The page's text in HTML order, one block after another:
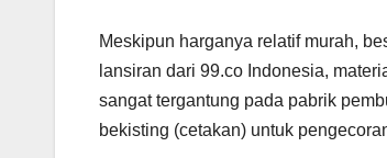
Meskipun harganya relatif murah,
lansiran dari 99.co Indonesia,
sangat tergantung pada pabrik
bekisting (cetakan) untuk